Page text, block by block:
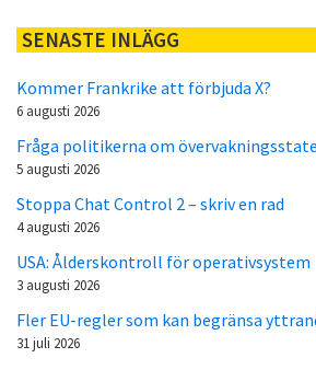
SENASTE INLÄGG
Kommer Frankrike att förbjuda X?
6 augusti 2026
Fråga politikerna om
5 augusti 2026
Stoppa Chat Control 2 – skriv en rad
4 augusti 2026
USA: Ålderskontroll för operativsystem
3 augusti 2026
Fler EU-regler som kan begränsa
31 juli 2026